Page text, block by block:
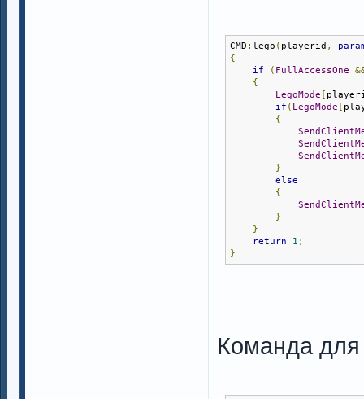
CMD : lego ( playerid ,
{
if
( FullAccessOne
{
LegoMode [
if ( LegoMode [
{
}
else
{
}
}
return
1 ;
}
Команда для